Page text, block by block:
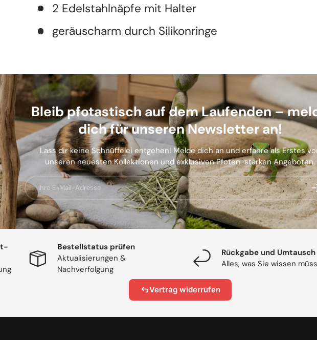
2 Edelstahlnäpfe mit Halter
geräuscharm durch Silikonringe
Bleib pfotastisch auf dem Laufenden –
dich für unseren Newsletter an!
Lass dir keine Schnüffelei entgehen! Melde dich an und erfahre als Erstes
unseren neuesten Kollektionen und exklusiven Pfoten-starken Angeboten.
E-Mail
Bestellstatus prüfen
Aktualisierungen &
Nachverfolgung
Rückgabe und Umtausch
Alles, was Sie wissen
Vertrag widerrufen